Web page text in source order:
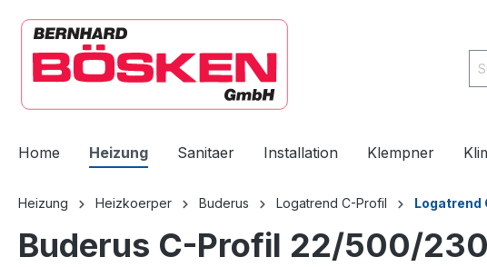
Zur Hauptnavigation springen
Home Heizung Sanitaer Installation Klempner
Heizung Heizkoerper Buderus Logatrend C-Profil Logatrend
Buderus C-Profil 22/500/